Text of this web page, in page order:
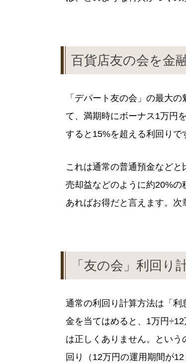
百貨店友の会を金
「デパート友の会」の最大
て、満期時にボーナス1万円
すると15%を超える利回りで
これは通常の普通預金など
売却益などのように約20%
あればお得だと言えます。次
「友の会」利回り
通常の利回り計算方法は「
金を当てはめると、1万円
は正しくありません。という
回り（12万円の運用期間が